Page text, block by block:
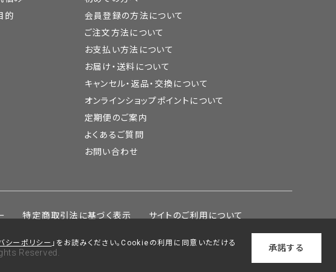
的
会員登録の方法について
ご注文方法について
お支払い方法について
お届け・送料について
キャンセル・返品・交換について
オンラインショップポイントについて
定期便のご案内
よくあるご質問
お問い合わせ
特定商取引法に基づく表示 サイトのご利用について
Reserved.
シーポリシー 」をお読みください。Cookieの利用に同意いただける
承諾する